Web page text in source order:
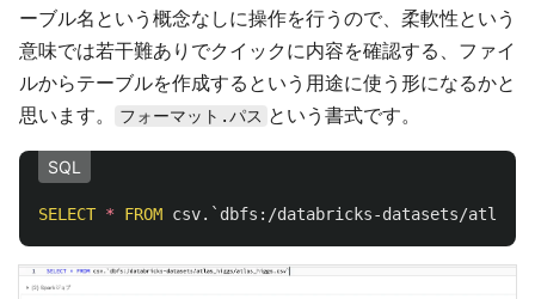
ーブル名という概念なしに操作を行うので、柔軟性という
意味では若干難ありでクイックに内容を確認する、ファイ
ルからテーブルを作成するという用途に使う形になるかと
思います。
フォーマット.パス という書式です。
SQL
SELECT * FROM csv. `dbfs:/databricks-datasets/